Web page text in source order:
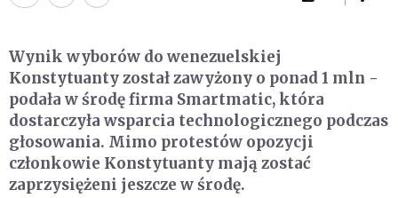
Wynik wyborów do wenezuelskiej
Konstytuanty został zawyżony o ponad 1 mln -
podała w środę firma Smartmatic, która
dostarczyła wsparcia technologicznego podczas
głosowania. Mimo protestów opozycji
członkowie Konstytuanty mają zostać
zaprzysiężeni jeszcze w środę.